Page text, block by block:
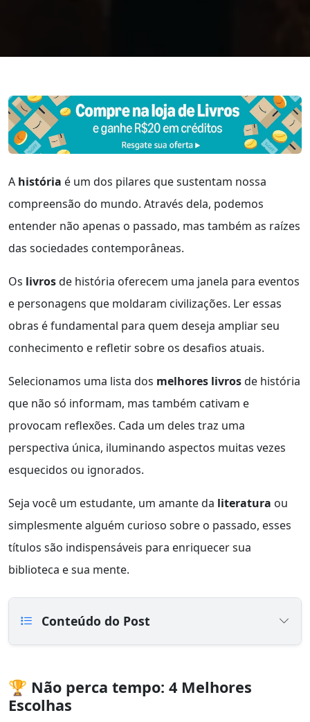
A história é um dos pilares que sustentam nossa
compreensão do mundo. Através dela, podemos
entender não apenas o passado, mas também as raízes
das sociedades contemporâneas.
Os livrosde história oferecem uma janela para eventos
e personagens que moldaram civilizações. Ler essas
obras é fundamental para quem deseja ampliar seu
conhecimento e refletir sobre os desafios atuais.
Selecionamos uma lista dos melhores livrosde história
que não só informam, mas também cativam e
provocam reflexões. Cada um deles traz uma
perspectiva única, iluminando aspectos muitas vezes
esquecidos ou ignorados.
Seja você um estudante, um amante da literatura ou
simplesmente alguém curioso sobre o passado, esses
títulos são indispensáveis para enriquecer sua
biblioteca e sua mente.
Conteúdo do Post
🏆 Não perca tempo: 4 Melhores
Escolhas